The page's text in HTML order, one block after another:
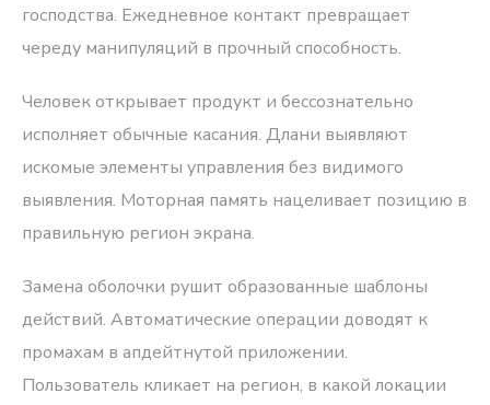
господства. Ежедневное контакт превращает
череду манипуляций в прочный способность.
Человек открывает продукт и бессознательно
исполняет обычные касания. Длани выявляют
искомые элементы управления без видимого
выявления. Моторная память нацеливает позицию в
правильную регион экрана.
Замена оболочки рушит образованные шаблоны
действий. Автоматические операции доводят к
промахам в апдейтнутой приложении.
Пользователь кликает на регион, в какой локации